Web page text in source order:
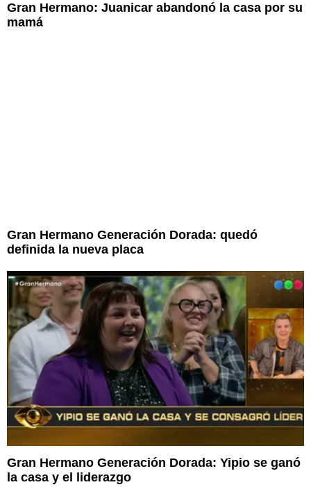
Gran Hermano: Juanicar abandonó la casa por su
mamá
Gran Hermano Generación Dorada: quedó
definida la nueva placa
Gran Hermano Generación Dorada: Yipio se ganó
la casa y el liderazgo